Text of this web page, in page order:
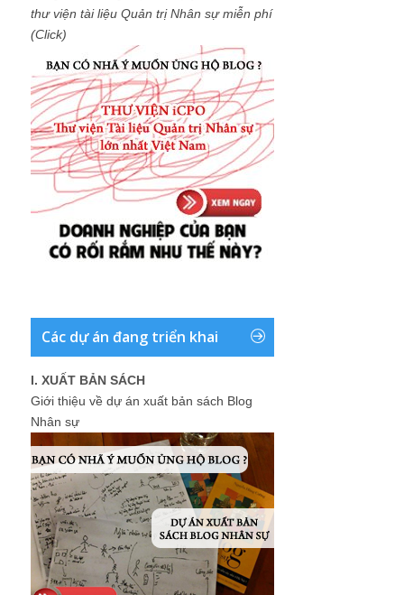
thư viện tài liệu Quản trị Nhân sự miễn phí
(Click)
Các dự án đang triển khai
I. XUẤT BẢN SÁCH
Giới thiệu về dự án xuất bản sách Blog
Nhân sự